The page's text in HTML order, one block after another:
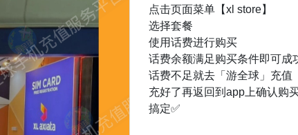
点击页面菜单【xl store】
选择套餐
使用话费进行购买
话费余额满足购买条件即可成
话费不足就去「游全球」充值
充好了再返回到app上确认购
搞定✅